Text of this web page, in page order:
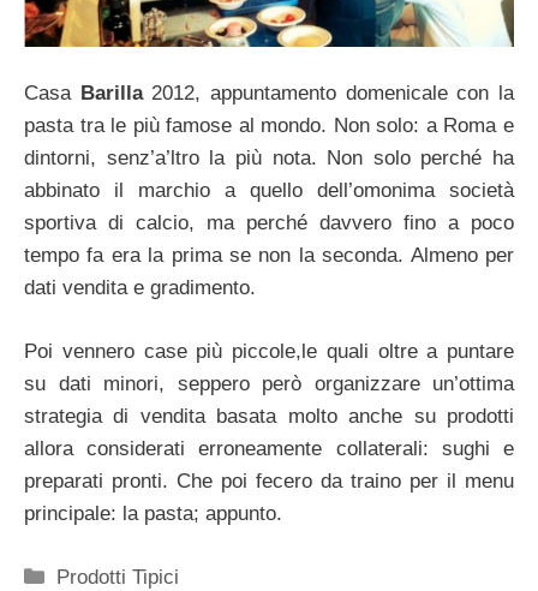
Casa Barilla2012, appuntamento domenicale con la
pasta tra le più famose al mondo. Non solo: a Roma e
dintorni, senz’a’ltro la più nota. Non solo perché ha
abbinato il marchio a quello dell’omonima società
sportiva di calcio, ma perché davvero fino a poco
tempo fa era la prima se non la seconda. Almeno per
dati vendita e gradimento.
Poi vennero case più piccole,le quali oltre a puntare
su dati minori, seppero però organizzare un’ottima
strategia di vendita basata molto anche su prodotti
allora considerati erroneamente collaterali: sughi e
preparati pronti. Che poi fecero da traino per il menu
principale: la pasta; appunto.
Categorie
Prodotti Tipici